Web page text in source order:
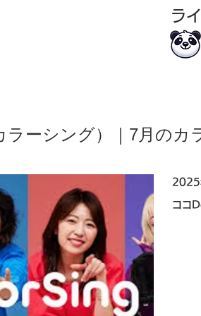
ラ
ラーシング）｜7月のカ
2025
ココ